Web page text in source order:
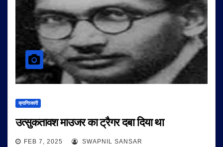
क्रान्तिकारी
उत्सुकतावश माउजर का ट्रैगर दबा दिया था
FEB 7, 2025 SWAPNIL SANSAR